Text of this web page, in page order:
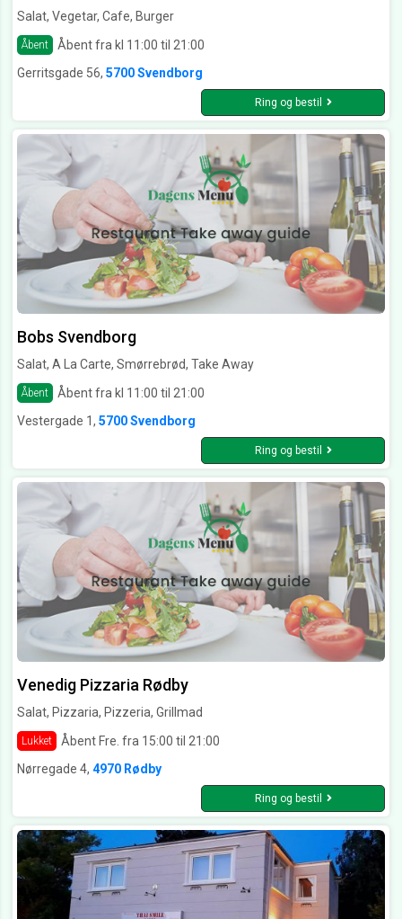
Salat, Vegetar, Cafe, Burger
Åbent
Åbent fra kl 11:00 til 21:00
Gerritsgade 56, 5700 Svendborg
Ring og bestil
Bobs Svendborg
Salat, A La Carte, Smørrebrød, Take Away
Åbent
Åbent fra kl 11:00 til 21:00
Vestergade 1, 5700 Svendborg
Ring og bestil
Venedig Pizzaria Rødby
Salat, Pizzaria, Pizzeria, Grillmad
Lukket
Åbent Fre. fra 15:00 til 21:00
Nørregade 4, 4970 Rødby
Ring og bestil